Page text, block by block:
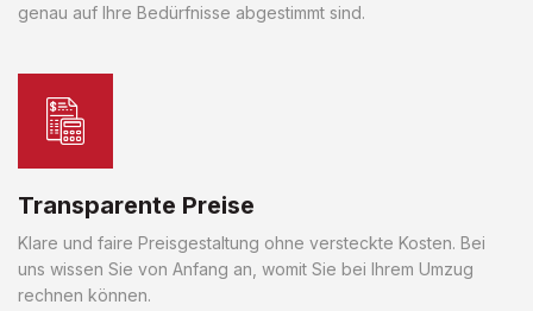
genau auf Ihre Bedürfnisse abgestimmt sind.
Transparente Preise
Klare und faire Preisgestaltung ohne versteckte Kosten. Bei
uns wissen Sie von Anfang an, womit Sie bei Ihrem Umzug
rechnen können.